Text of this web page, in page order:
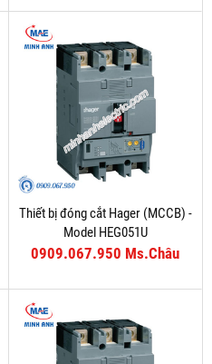
Thiết bị đóng cắt Hager (MCCB) -
Model HEG051U
0909.067.950 Ms.Châu